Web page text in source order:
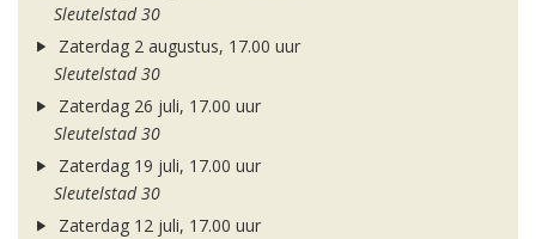
Sleutelstad 30
Zaterdag 2 augustus, 17.00 uur
Sleutelstad 30
Zaterdag 26 juli, 17.00 uur
Sleutelstad 30
Zaterdag 19 juli, 17.00 uur
Sleutelstad 30
Zaterdag 12 juli, 17.00 uur